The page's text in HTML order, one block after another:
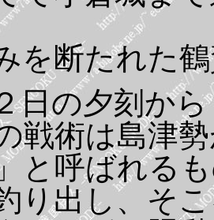
を断たれた
日の夕刻か
戦術は島津
と呼ばれる
り出し、そ